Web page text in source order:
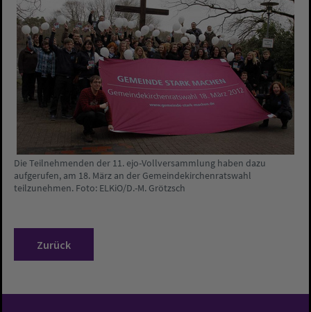
Die Teilnehmenden der 11. ejo-Vollversammlung haben dazu
aufgerufen, am 18. März an der Gemeindekirchenratswahl
teilzunehmen. Foto: ELKiO/D.-M. Grötzsch
Zurück